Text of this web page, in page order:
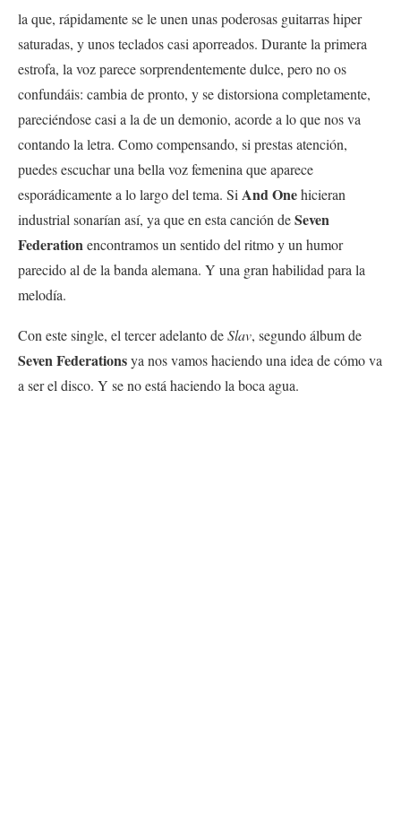
la que, rápidamente se le unen unas poderosas guitarras hiper
saturadas, y unos teclados casi aporreados. Durante la primera
estrofa, la voz parece sorprendentemente dulce, pero no os
confundáis: cambia de pronto, y se distorsiona completamente,
pareciéndose casi a la de un demonio, acorde a lo que nos va
contando la letra. Como compensando, si prestas atención,
puedes escuchar una bella voz femenina que aparece
esporádicamente a lo largo del tema. Si And Onehicieran
industrial sonarían así, ya que en esta canción deSeven
Federationencontramos un sentido del ritmo y un humor
parecido al de la banda alemana. Y una gran habilidad para la
melodía.
Con este single, el tercer adelanto deSlav, segundo álbum de
Seven Federationsya nos vamos haciendo una idea de cómo va
a ser el disco. Y se no está haciendo la boca agua.